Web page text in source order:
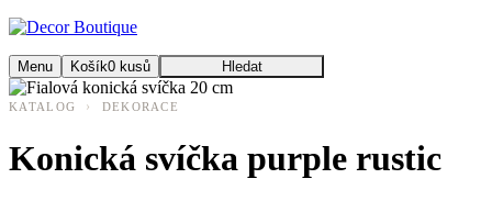
Menu Košík0 kusů Hledat
KATALOG › DEKORACE
Konická svíčka purple rustic